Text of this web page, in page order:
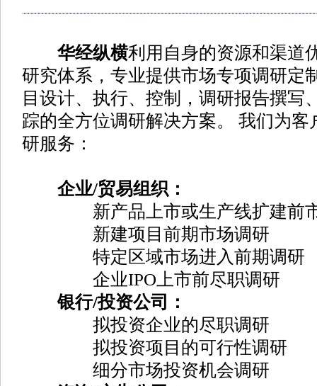
华经纵横利用自身的资源和渠道
研究体系，专业提供市场专项调研定
目设计、执行、控制，调研报告撰写
踪的全方位调研解决方案。 我们为
研服务：
企业/贸易组织：
新产品上市或生产线扩建前市
新建项目前期市场调研
特定区域市场进入前期调研
企业IPO上市前尽职调研
银行/投资公司：
拟投资企业的尽职调研
拟投资项目的可行性调研
细分市场投资机会调研